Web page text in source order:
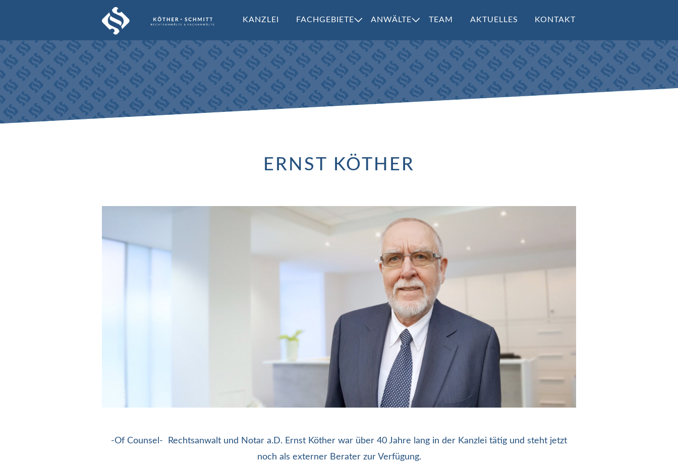
KANZLEI FACHGEBIETE ANWÄLTE TEAM AKTUELLES KONTAKT
ERNST KÖTHER
-Of Counsel- Rechtsanwalt und Notar a.D. Ernst Köther war über 40 Jahre lang in der Kanzlei tätig und steht jetzt
noch als externer Berater zur Verfügung.